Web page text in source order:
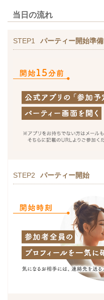
当日の流れ
STEP1 パーティー開始準備
STEP2 パーティー開始